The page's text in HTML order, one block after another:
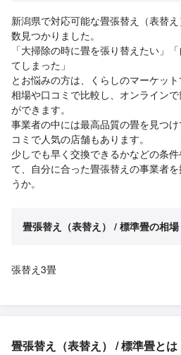
新潟県で対応可能な畳張替え（表替
数見つかりました。
「大掃除の時に畳を張り替えたい」
てしまった」
とお悩みの方は、くらしのマーケッ
相場や口コミで比較し、オンライン
ができます。
事業者の中には最高品質の畳を見つ
コミで人気の店舗もあります。
少しでも早く交換できるかなどの条
て、自分に合った畳張替えの事業者
うか。
畳張替え（表替え） / 標準畳の相場
張替え3畳
畳張替え（表替え） / 標準畳とは